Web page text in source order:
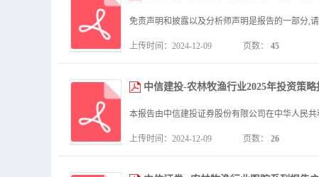
上传时间：2024-12-09 页数： 45
中信建投-农林牧渔行业2025年投资策
上传时间：2024-12-09 页数： 26